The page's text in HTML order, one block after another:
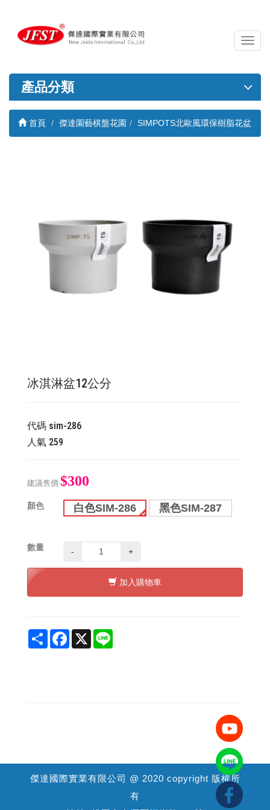
導
覽
關
產品分類
首頁 傑達園藝棋盤花園 SIMPOTS北歐風環保樹脂花盆
冰淇淋盆12公分
代碼 sim-286
人氣 259
建議售價 $300
顏色 白色SIM-286 黑色SIM-287
數量 - +
加入購物車
Share Facebook
X
傑達國際實業有限公司 @ 2020 copyright 版權所
有